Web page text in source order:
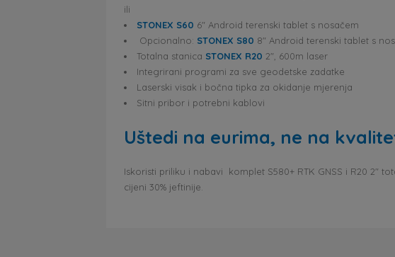
ili
STONEX S60 6″ Android terenski tablet s nosačem
Opcionalno: STONEX S80 8″ Android terenski tablet s
Totalna stanica STONEX R20 2″, 600m laser
Integrirani programi za sve geodetske zadatke
Laserski visak i bočna tipka za okidanje mjerenja
Sitni pribor i potrebni kablovi
Uštedi na eurima, ne na
Iskoristi priliku i nabavi komplet S580+ RTK GNSS i R20 2″
cijeni 30% jeftinije.